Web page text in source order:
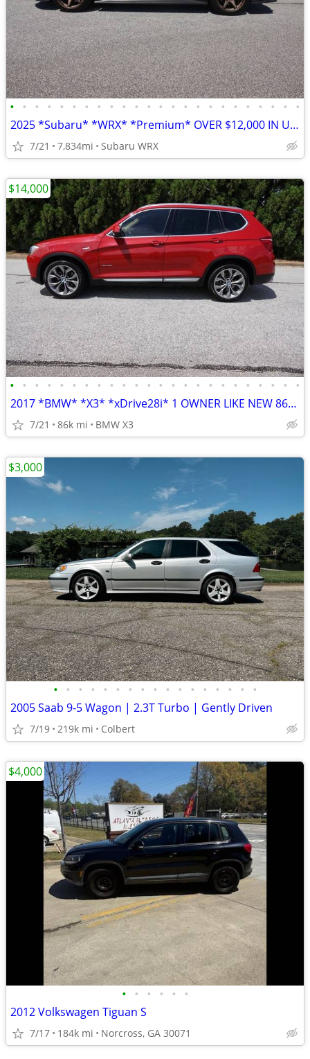
• • • • • • • • • • • • • • • • • • • • • • • •
2025 *Subaru* *WRX* *Premium* OVER $12,000 IN UPGRADES
7/21 7,834mi Subaru WRX
• • • • • • • • • • • • • • • • • • • • • • • •
2017 *BMW* *X3* *xDrive28i* 1 OWNER LIKE NEW 86K MILES
7/21 86k mi BMW X3
$14,000
• • • • • • • • • • • • • • • • •
2005 Saab 9-5 Wagon | 2.3T Turbo | Gently Driven
7/19 219k mi Colbert
$3,000
• • • • • •
2012 Volkswagen Tiguan S
7/17 184k mi Norcross, GA 30071
$4,000